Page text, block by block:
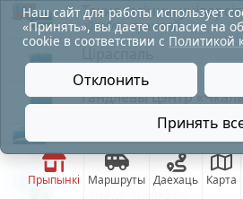
Прыпынкі Маршруты Даехаць Карта
Тэхналагічны
аўтобус, трамвай
Гандлёвы цэнтр
Гандлёвы цэнтр
аўтобус, тралейбус
Транспартная
движение по троллейбусу
Наш сайт для работы использует
«Принять», вы даете согласие на
cookie в соответствии с Политикой
Отклонить
Принять